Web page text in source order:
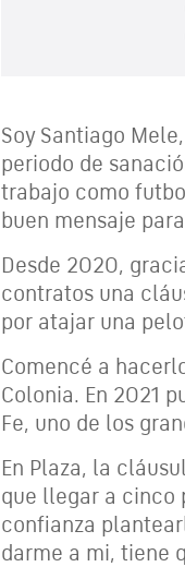
Soy Santiago
periodo de
trabajo como
buen mensaje
Desde 2020,
contratos una
por atajar una
Comencé a
Colonia. En 2021
Fe, uno de los
En Plaza, la
que llegar a cinco
confianza
darme a mi, tiene